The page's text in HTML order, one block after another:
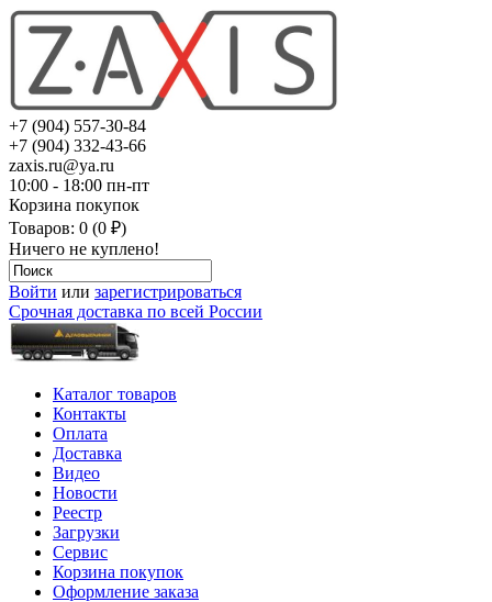
+7 (904) 557-30-84
+7 (904) 332-43-66
zaxis.ru@ya.ru
10:00 - 18:00 пн-пт
Корзина покупок
Товаров: 0 (0 ₽)
Ничего не куплено!
Войти или зарегистрироваться
Срочная доставка по всей России
Каталог товаров
Контакты
Оплата
Доставка
Видео
Новости
Реестр
Загрузки
Сервис
Корзина покупок
Оформление заказа